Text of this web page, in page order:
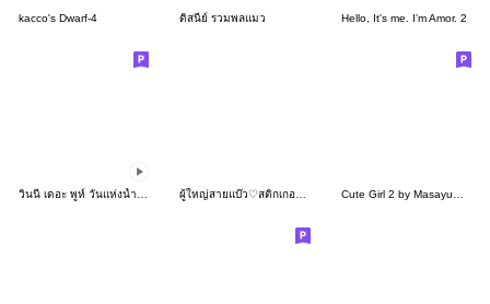
kacco's Dwarf-4 ดิสนีย์ รวมพลแมว Hello, It's me. I'm Amor. 2
วินนี่ เดอะ พูห์ วันแห่งน้ำผึ้ง♪ ผู้ใหญ่สายแบ๊ว♡สติกเกอร์ใช้ประจำวัน(3D) Cute Girl 2 by Masayumi (English Ver.)